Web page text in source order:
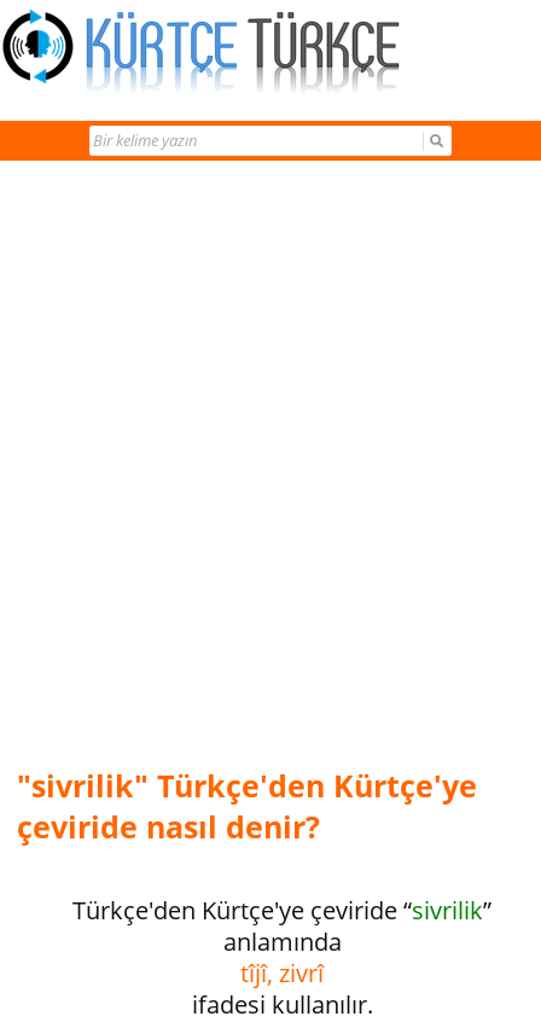
"sivrilik" Türkçe'den Kürtçe'ye
çeviride nasıl denir?
Türkçe'den Kürtçe'ye çeviride “sivrilik”
anlamında
tîjî, zivrî
ifadesi kullanılır.